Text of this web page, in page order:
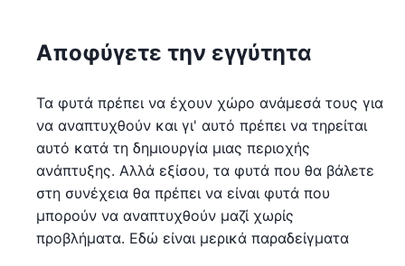
Αποφύγετε την εγγύτητα
Τα φυτά πρέπει να έχουν χώρο ανάμεσά τους για
να αναπτυχθούν και γι' αυτό πρέπει να τηρείται
αυτό κατά τη δημιουργία μιας περιοχής
ανάπτυξης. Αλλά εξίσου, τα φυτά που θα βάλετε
στη συνέχεια θα πρέπει να είναι φυτά που
μπορούν να αναπτυχθούν μαζί χωρίς
προβλήματα. Εδώ είναι μερικά παραδείγματα